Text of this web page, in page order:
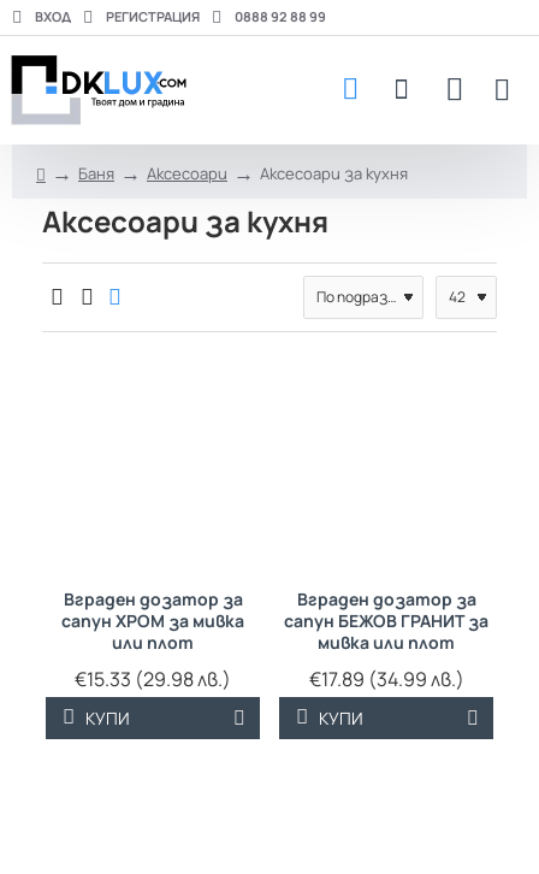
ВХОД РЕГИСТРАЦИЯ 0888 92 88 99
m
e
Баня Аксесоари Аксесоари за кухня
Аксесоари за кухня
Вграден дозатор за
сапун ХРОМ за мивка
или плот
€15.33 (29.98 лв.)
КУПИ
Вграден дозатор за
сапун БЕЖОВ ГРАНИТ за
мивка или плот
€17.89 (34.99 лв.)
КУПИ